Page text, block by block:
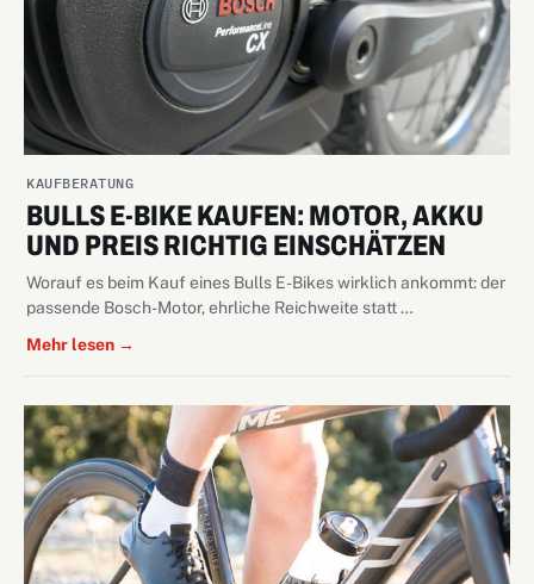
KAUFBERATUNG
BULLS E-BIKE KAUFEN: MOTOR, AKKU
UND PREIS RICHTIG EINSCHÄTZEN
Worauf es beim Kauf eines Bulls E-Bikes wirklich ankommt: der
passende Bosch-Motor, ehrliche Reichweite statt …
Mehr lesen →